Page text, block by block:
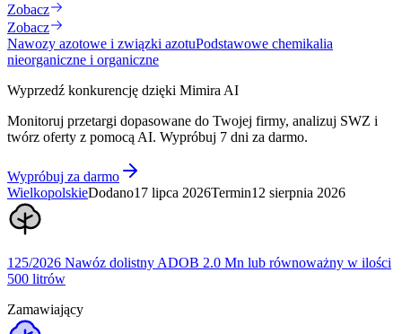
Zobacz
Zobacz
Nawozy azotowe i związki azotuPodstawowe chemikalia
nieorganiczne i organiczne
Wyprzedź konkurencję dzięki Mimira AI
Monitoruj przetargi dopasowane do Twojej firmy, analizuj SWZ i
twórz oferty z pomocą AI. Wypróbuj 7 dni za darmo.
Wypróbuj za darmo
WielkopolskieDodano17 lipca 2026Termin12 sierpnia 2026
125/2026 Nawóz dolistny ADOB 2.0 Mn lub równoważny w ilości
500 litrów
Zamawiający